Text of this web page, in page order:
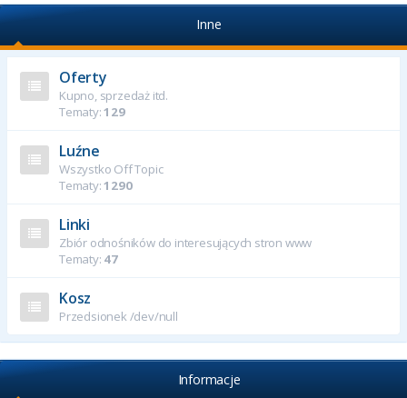
Inne
Oferty
Kupno, sprzedaż itd.
Tematy:129
Luźne
Wszystko Off Topic
Tematy:1290
Linki
Zbiór odnośników do interesujących stron www
Tematy: 47
Kosz
Przedsionek /dev/null
Informacje